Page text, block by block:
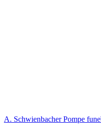
A. Schwienbacher Pompe